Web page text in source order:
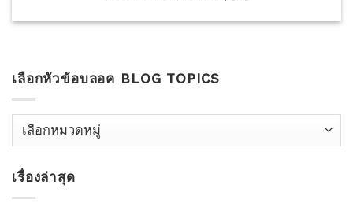
เลือกหัวข้อบลอค BLOG TOPICS
เลือก
บลอค
Blog
เรื่องล่าสุด